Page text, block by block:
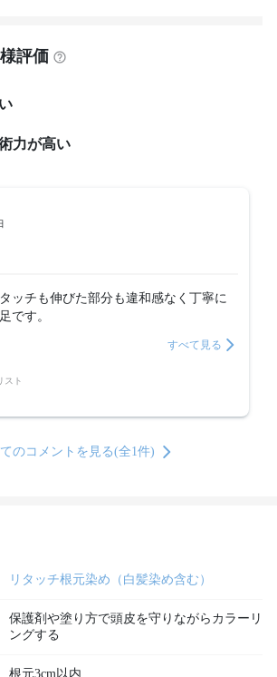
評価
力が高い
ッチも伸びた部分も違和感なく丁寧に
です。
すべて見る
スト
のコメントを見る(全1件)
リタッチ根元染め（白髪染め含む）
保護剤や塗り方で頭皮を守りながらカラーリ
ングする
根元3cm以内